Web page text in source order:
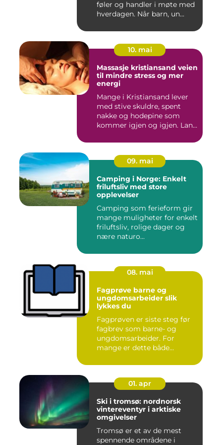
føler og handler i møte med
hverdagen. Når barn, un...
10. mai
Massasje kristiansand veien
til mindre stress og mer
energi
Mange i Kristiansand lever
med stive skuldre, spent
nakke og hodepine som
kommer igjen og igjen. Lan...
09. mai
Camping i Norge: Enkelt
friluftsliv med store
opplevelser
Camping som ferieform gir
mange muligheter for enkelt
friluftsliv, rolige dager og
nære naturo...
08. mai
Fagprøve barne og
ungdomsarbeider slik
lykkes du
Fagprøven er siste steg før
fagbrev som barne- og
ungdomsarbeider. For
mange er dette både
01. apr
Ski i tromsø: nordnorsk
vintereventyr i arktiske
omgivelser
Tromsø er et av de mest
spennende områdene i